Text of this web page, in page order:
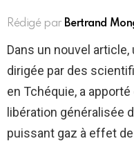
Rédigé par Bertrand
Dans un nouvel
dirigée par des
en Tchéquie, a
libération généralisée
puissant gaz à effet